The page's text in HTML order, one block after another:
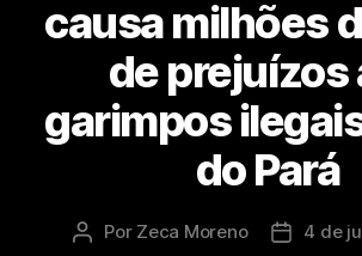
causa milhões
de prejuízos
garimpos
do Pará
Por Zeca Moreno 4 de